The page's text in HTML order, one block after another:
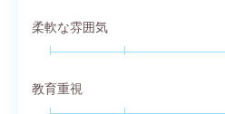
柔軟な雰囲気
教育重視